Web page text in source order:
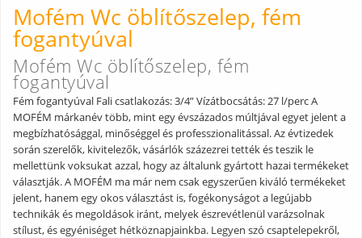
Mofém Wc öblítőszelep, fém
fogantyúval
Mofém Wc öblítőszelep, fém
fogantyúval
Fém fogantyúval Fali csatlakozás: 3/4” Vízátbocsátás: 27 l/perc A
MOFÉM márkanév több, mint egy évszázados múltjával egyet jelent a
megbízhatósággal, minőséggel és professzionalitással. Az évtizedek
során szerelők, kivitelezők, vásárlók százezrei tették és teszik le
mellettünk voksukat azzal, hogy az általunk gyártott hazai termékeket
választják. A MOFÉM ma már nem csak egyszerűen kiváló termékeket
jelent, hanem egy okos választást is, fogékonyságot a legújabb
technikák és megoldások iránt, melyek észrevétlenül varázsolnak
stílust, és egyéniséget hétköznapjainkba. Legyen szó csaptelepekről,